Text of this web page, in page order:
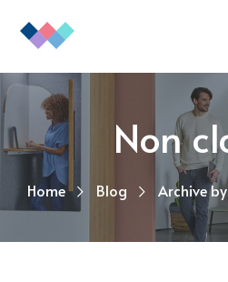
Non
Home Blog Archive